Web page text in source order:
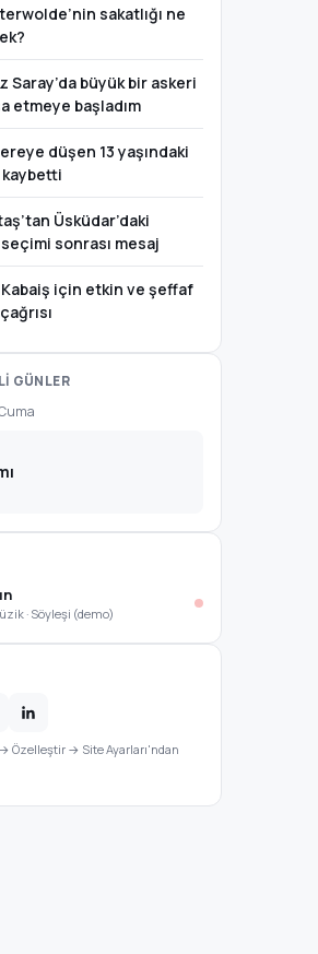
sakatlığı ne
Saray’da büyük bir askeri
etmeye başladım
düşen 13 yaşındaki
kaybetti
Üsküdar’daki
sonrası mesaj
Kabaiş için etkin ve şeffaf
GÜNLER
· Söyleşi (demo)
Özelleştir → Site Ayarları'ndan